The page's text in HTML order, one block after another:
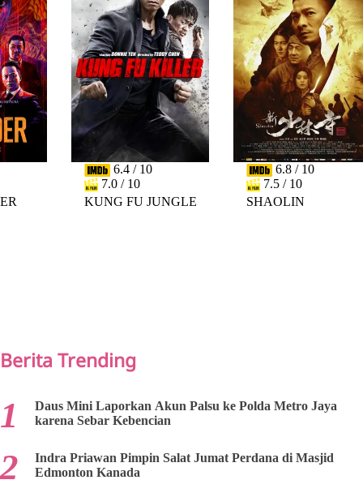
6.4 / 10
7.0 / 10
KUNG FU JUNGLE
6.8 / 10
7.5 / 10
SHAOLIN
Berita Trending
Daus Mini Laporkan Akun Palsu ke Polda Metro Jaya
karena Sebar Kebencian
Indra Priawan Pimpin Salat Jumat Perdana di Masjid
Edmonton Kanada